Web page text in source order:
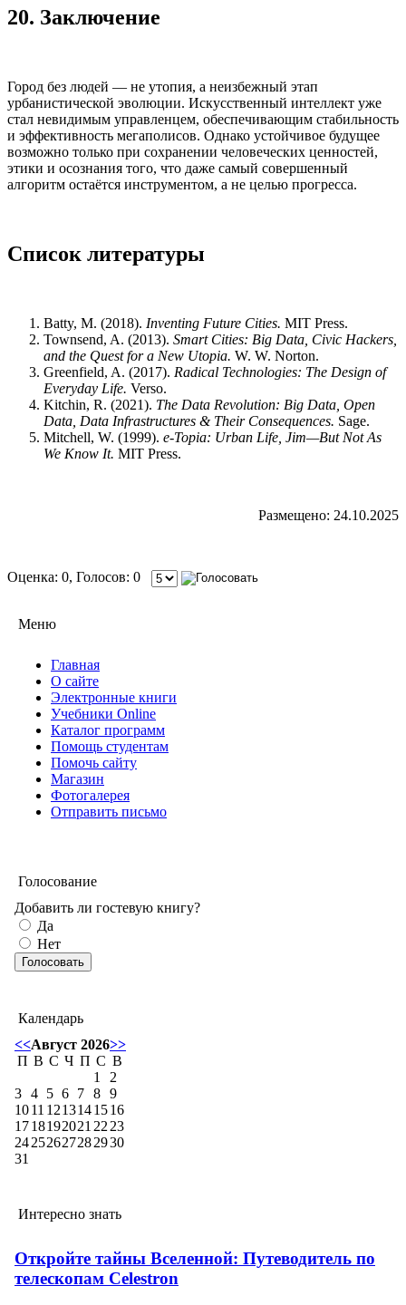
20. Заключение
Город без людей — не утопия, а неизбежный этап
урбанистической эволюции. Искусственный интеллект уже
стал невидимым управленцем, обеспечивающим стабильность
и эффективность мегаполисов. Однако устойчивое будущее
возможно только при сохранении человеческих ценностей,
этики и осознания того, что даже самый совершенный
алгоритм остаётся инструментом, а не целью прогресса.
Список литературы
Batty, M. (2018). Inventing Future Cities. MIT Press.
Townsend, A. (2013). Smart Cities: Big Data, Civic Hackers,
and the Quest for a New Utopia. W. W. Norton.
Greenfield, A. (2017). Radical Technologies: The Design of
Everyday Life. Verso.
Kitchin, R. (2021). The Data Revolution: Big Data, Open
Data, Data Infrastructures & Their Consequences. Sage.
Mitchell, W. (1999). e-Topia: Urban Life, Jim—But Not As
We Know It. MIT Press.
Размещено: 24.10.2025
Оценка: 0, Голосов: 0
Меню
Главная
О сайте
Электронные книги
Учебники Online
Каталог программ
Помощь студентам
Помочь сайту
Магазин
Фотогалерея
Отправить письмо
Голосование
Добавить ли гостевую книгу?
Да
Нет
Календарь
<<Август 2026>>
П В С Ч П С В
1
2
3 4 5 6 7 8 9
1011 1213141516
1718192021 22 23
24252627282930
31
Интересно знать
Откройте тайны Вселенной: Путеводитель по
телескопам Celestron